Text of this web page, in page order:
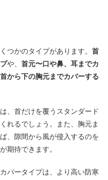
つかのタイプがあります。 首
や、 首元〜口や鼻、耳までカ
首から下の胸元までカバーする
、首だけを覆うスタンダード
れるでしょう。また、胸元ま
、隙間から風が侵入するのを
期待できます。
バータイプは、より高い防寒